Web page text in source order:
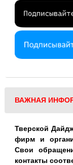
ВАЖНАЯ
Тверской
фирм и
Свои
контакты